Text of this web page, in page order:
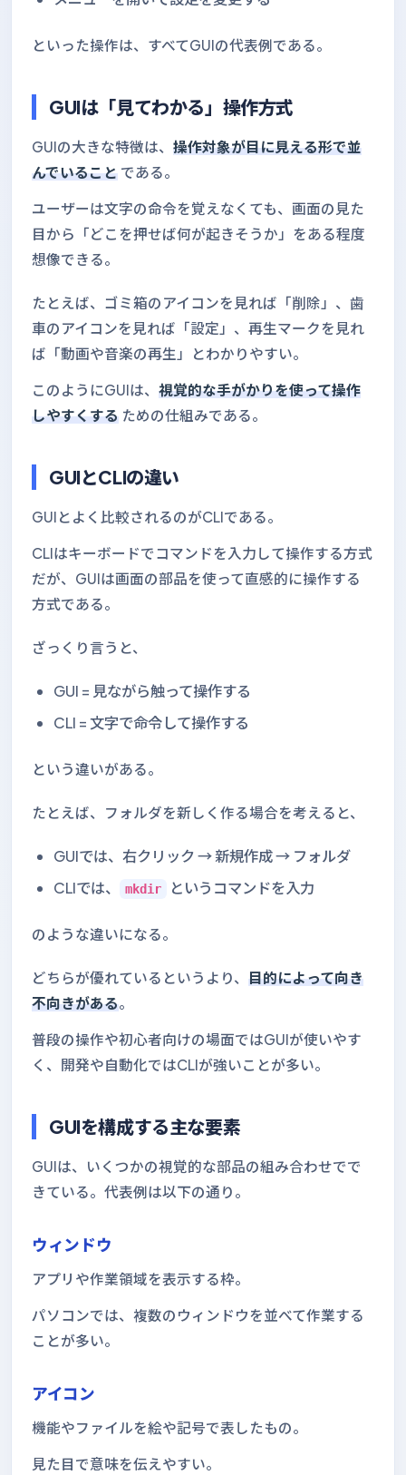
といった操作は、すべてGUIの代表例である。
GUIは「見てわかる」操作方式
GUIの大きな特徴は、 操作対象が目に見える形で並
んでいること である。
ユーザーは文字の命令を覚えなくても、画面の見た
目から「どこを押せば何が起きそうか」をある程度
想像できる。
たとえば、ゴミ箱のアイコンを見れば「削除」、歯
車のアイコンを見れば「設定」、再生マークを見れ
ば「動画や音楽の再生」とわかりやすい。
このようにGUIは、 視覚的な手がかりを使って操作
しやすくする ための仕組みである。
GUIとCLIの違い
GUIとよく比較されるのがCLIである。
CLIはキーボードでコマンドを入力して操作する方式
だが、GUIは画面の部品を使って直感的に操作する
方式である。
ざっくり言うと、
GUI = 見ながら触って操作する
CLI = 文字で命令して操作する
という違いがある。
たとえば、フォルダを新しく作る場合を考えると、
GUIでは、右クリック → 新規作成 → フォルダ
CLIでは、
mkdir というコマンドを入力
のような違いになる。
どちらが優れているというより、 目的によって向き
不向きがある。
普段の操作や初心者向けの場面ではGUIが使いやす
く、開発や自動化ではCLIが強いことが多い。
GUIを構成する主な要素
GUIは、いくつかの視覚的な部品の組み合わせでで
きている。代表例は以下の通り。
ウィンドウ
アプリや作業領域を表示する枠。
パソコンでは、複数のウィンドウを並べて作業する
ことが多い。
アイコン
機能やファイルを絵や記号で表したもの。
見た目で意味を伝えやすい。